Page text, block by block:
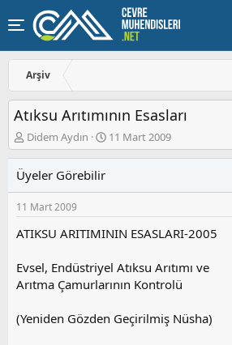
Arşiv
Atıksu Arıtımının Esasları
K
o
u
y
u
a
l
a
n
Didem Aydın
B
a
a
ı
t
a
h
11 Mart 2009
Üyeler Görebilir
11 Mart 2009
ATIKSU ARITIMININ ESASLARI-2005
Evsel, Endüstriyel Atıksu Arıtımı ve
Arıtma Çamurlarının Kontrolü
(Yeniden Gözden Geçirilmiş Nüsha)